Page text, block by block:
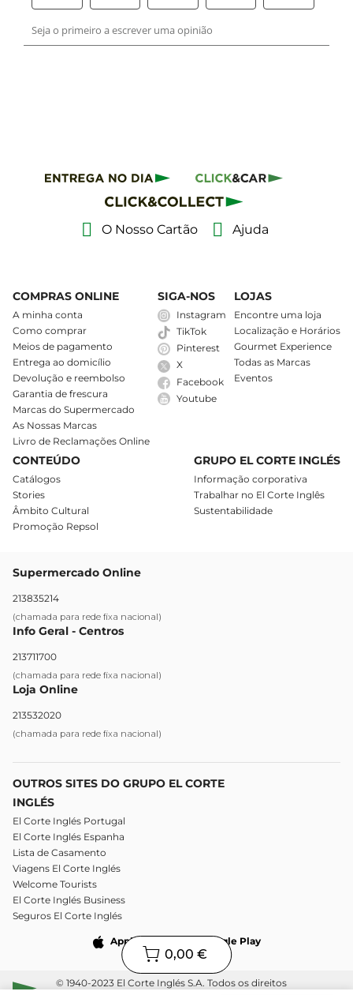
O Nosso Cartão Ajuda
COMPRAS ONLINE
A minha conta
Como comprar
Meios de pagamento
Entrega ao domicílio
Devolução e reembolso
Garantia de frescura
Marcas do Supermercado
As Nossas Marcas
Livro de Reclamações Online
SIGA-NOS
Instagram
TikTok
Pinterest
X
Facebook
Youtube
LOJAS
Encontre uma loja
Localização e Horários
Gourmet Experience
Todas as Marcas
Eventos
CONTEÚDO
Catálogos
Stories
Âmbito Cultural
Promoção Repsol
GRUPO EL CORTE INGLÉS
Informação corporativa
Trabalhar no El Corte Inglês
Sustentabilidade
Supermercado Online
213835214
(chamada para rede fixa nacional)
Info Geral - Centros
213711700
(chamada para rede fixa nacional)
Loja Online
213532020
(chamada para rede fixa nacional)
OUTROS SITES DO GRUPO EL CORTE
INGLÉS
El Corte Inglés Portugal
El Corte Inglés Espanha
Lista de Casamento
Viagens El Corte Inglés
Welcome Tourists
El Corte Inglés Business
Seguros El Corte Inglés
Apple Store Google Play
© 1940-2023 El Corte Inglés S.A. Todos os direitos
0,00 €